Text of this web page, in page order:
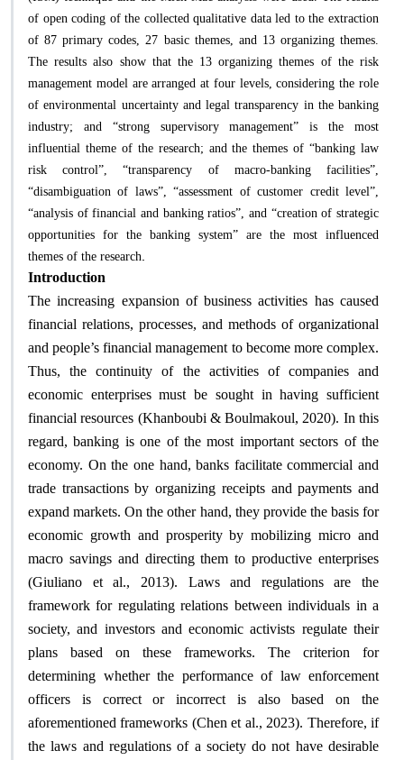
of open coding of the collected qualitative data led to the extraction
of 87 primary codes, 27 basic themes, and 13 organizing themes.
The results also show that the 13 organizing themes of the risk
management model are arranged at four levels, considering the role
of environmental uncertainty and legal transparency in the banking
industry; and “strong supervisory management” is the most
influential theme of the research; and the themes of “banking law
risk control”, “transparency of macro-banking facilities”,
“disambiguation of laws”, “assessment of customer credit level”,
“analysis of financial and banking ratios”, and “creation of strategic
opportunities for the banking system” are the most influenced
themes of the research.
Introduction
The increasing expansion of business activities has caused
financial relations, processes, and methods of organizational
and people’s financial management to become more complex.
Thus, the continuity of the activities of companies and
economic enterprises must be sought in having sufficient
financial resources (Khanboubi & Boulmakoul, 2020). In this
regard, banking is one of the most important sectors of the
economy. On the one hand, banks facilitate commercial and
trade transactions by organizing receipts and payments and
expand markets. On the other hand, they provide the basis for
economic growth and prosperity by mobilizing micro and
macro savings and directing them to productive enterprises
(Giuliano et al., 2013). Laws and regulations are the
framework for regulating relations between individuals in a
society, and investors and economic activists regulate their
plans based on these frameworks. The criterion for
determining whether the performance of law enforcement
officers is correct or incorrect is also based on the
aforementioned frameworks (Chen et al., 2023). Therefore, if
the laws and regulations of a society do not have desirable